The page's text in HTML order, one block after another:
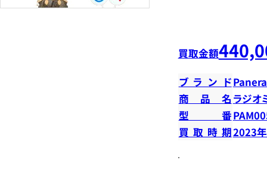
買取金額
ブランド
商品名 ラジオ
型番
買取時期2023